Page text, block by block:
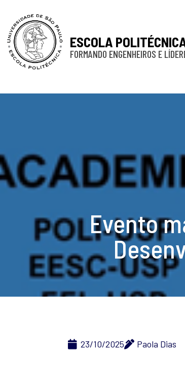
ESCOLA
FORMANDO ENGENHEIROS E
Evento
23/10/2025 Paola Dias